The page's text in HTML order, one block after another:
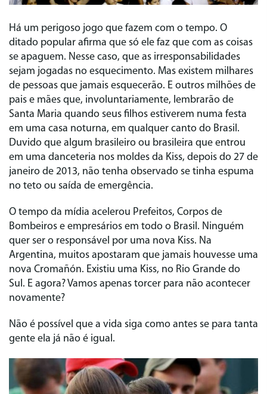
Há um perigoso jogo que fazem com o tempo. O
ditado popular afirma que só ele faz que com as coisas
se apaguem. Nesse caso, que as irresponsabilidades
sejam jogadas no esquecimento. Mas existem milhares
de pessoas que jamais esquecerão. E outros milhões de
pais e mães que, involuntariamente, lembrarão de
Santa Maria quando seus filhos estiverem numa festa
em uma casa noturna, em qualquer canto do Brasil.
Duvido que algum brasileiro ou brasileira que entrou
em uma danceteria nos moldes da Kiss, depois do 27 de
janeiro de 2013, não tenha observado se tinha espuma
no teto ou saída de emergência.
O tempo da mídia acelerou Prefeitos, Corpos de
Bombeiros e empresários em todo o Brasil. Ninguém
quer ser o responsável por uma nova Kiss. Na
Argentina, muitos apostaram que jamais houvesse uma
nova Cromañón. Existiu uma Kiss, no Rio Grande do
Sul. E agora? Vamos apenas torcer para não acontecer
novamente?
Não é possível que a vida siga como antes se para tanta
gente ela já não é igual.